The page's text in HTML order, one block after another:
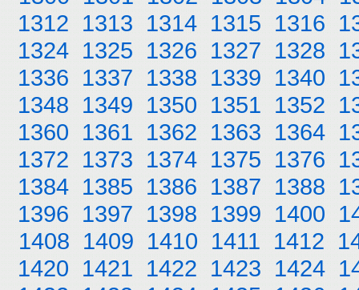
1312 1313 1314 1315 1316
1324 1325 1326 1327 1328
1336 1337 1338 1339 1340
1348 1349 1350 1351 1352
1360 1361 1362 1363 1364
1372 1373 1374 1375 1376
1384 1385 1386 1387 1388
1396 1397 1398 1399 1400
1408 1409 1410 1411 1412
1420 1421 1422 1423 1424